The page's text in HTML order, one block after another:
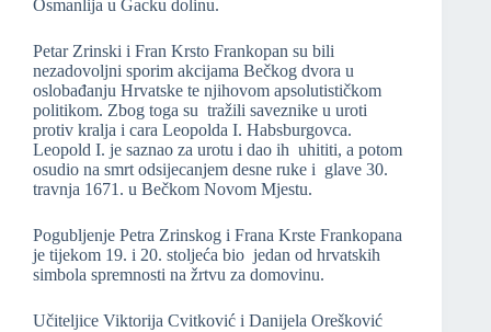
Osmanlija u Gacku dolinu.
Petar Zrinski i Fran Krsto Frankopan su bili
nezadovoljni sporim akcijama Bečkog dvora u
oslobađanju Hrvatske te njihovom apsolutističkom
politikom. Zbog toga su tražili saveznike u uroti
protiv kralja i cara Leopolda I. Habsburgovca.
Leopold I. je saznao za urotu i dao ih uhititi, a potom
osudio na smrt odsijecanjem desne ruke i glave 30.
travnja 1671. u Bečkom Novom Mjestu.
Pogubljenje Petra Zrinskog i Frana Krste Frankopana
je tijekom 19. i 20. stoljeća bio jedan od hrvatskih
simbola spremnosti na žrtvu za domovinu.
Učiteljice Viktorija Cvitković i Danijela Orešković